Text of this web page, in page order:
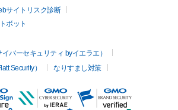
サイトリスク診断
ボット
バーセキュリティ byイエラエ）
Security）
なりすまし対策